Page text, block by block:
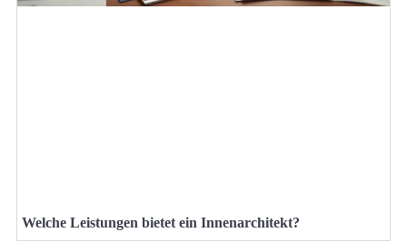
Welche Leistungen bietet ein Innenarchitekt?